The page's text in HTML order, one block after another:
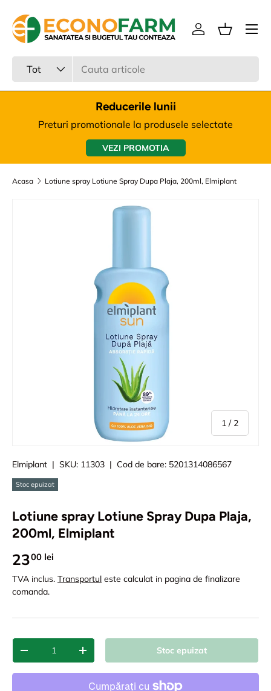
Sari la continut
Tot
Intra in cont
Cos
Meniu
Reducerile lunii
Preturi promotionale la produsele selectate
VEZI PROMOTIA
Acasa Lotiune spray Lotiune Spray Dupa Plaja, 200ml, Elmiplant
1 / din
2
Elmiplant | SKU: 11303 | Cod de bare: 5201314086567
Stoc epuizat
Lotiune spray Lotiune Spray Dupa Plaja,
200ml, Elmiplant
2300 lei
TVA inclus. Transportul este calculat in pagina de finalizare
comanda.
Cant.
-
+ Stoc epuizat